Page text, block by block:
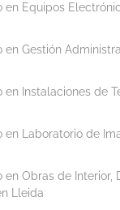
en Equipos
en Gestión
en Instalaciones de
en Laboratorio de
en Obras de Interior,
Lleida